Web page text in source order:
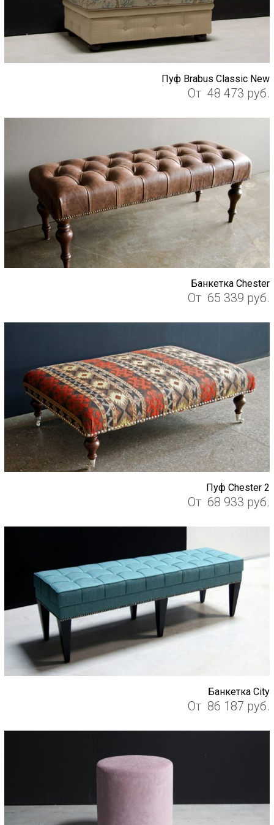
Пуф Brabus Classic New
От 48 473 руб.
Банкетка Chester
От 65 339 руб.
Пуф Chester 2
От 68 933 руб.
Банкетка City
От 86 187 руб.